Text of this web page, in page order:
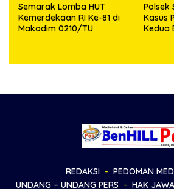
Semarak Lomba HUT
Kemerdekaan RI Ke-81 di
Makodim 0210/TU
Polsek
Kasus
Kedua
REDAKSI
PEDOMAN
UNDANG – UNDANG PERS
HAK